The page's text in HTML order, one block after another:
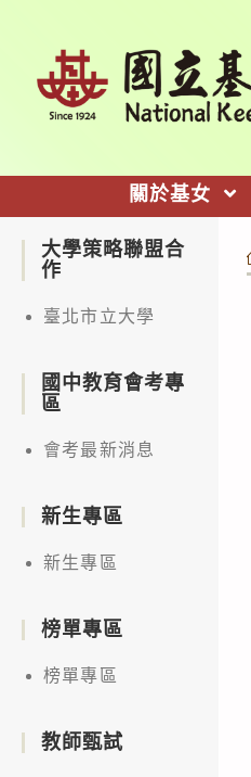
關於基女
大學策略聯盟合
作
臺北市立大學
國中教育會考專
區
會考最新消息
新生專區
新生專區
榜單專區
榜單專區
教師甄試